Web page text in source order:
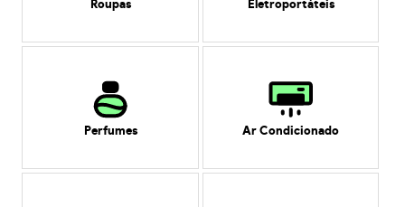
Roupas Eletroportáteis
Perfumes Ar Condicionado